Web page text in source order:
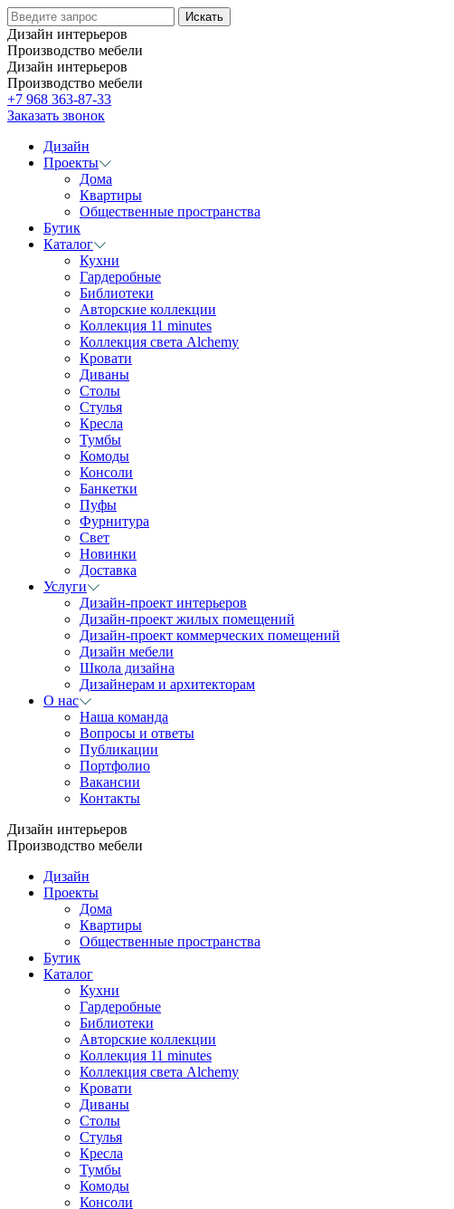
Дизайн интерьеров
Производство мебели
Дизайн интерьеров
Производство мебели
+7 968 363-87-33
Заказать звонок
Дизайн
Проекты
Дома
Квартиры
Общественные пространства
Бутик
Каталог
Кухни
Гардеробные
Библиотеки
Авторские коллекции
Коллекция 11 minutes
Коллекция света Alchemy
Кровати
Диваны
Столы
Стулья
Кресла
Тумбы
Комоды
Консоли
Банкетки
Пуфы
Фурнитура
Свет
Новинки
Доставка
Услуги
Дизайн-проект интерьеров
Дизайн-проект жилых помещений
Дизайн-проект коммерческих помещений
Дизайн мебели
Школа дизайна
Дизайнерам и архитекторам
О нас
Наша команда
Вопросы и ответы
Публикации
Портфолио
Вакансии
Контакты
Дизайн интерьеров
Производство мебели
Дизайн
Проекты
Дома
Квартиры
Общественные пространства
Бутик
Каталог
Кухни
Гардеробные
Библиотеки
Авторские коллекции
Коллекция 11 minutes
Коллекция света Alchemy
Кровати
Диваны
Столы
Стулья
Кресла
Тумбы
Комоды
Консоли